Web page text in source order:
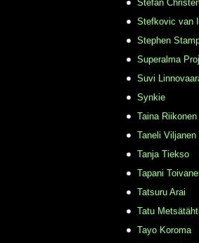
Stefan
Stefkovic van
Stephen
Superalma
Suvi
Synkie
Taina Riikonen
Taneli Viljanen
Tanja Tiekso
Tapani
Tatsuru Arai
Tatu
Tayo Koroma